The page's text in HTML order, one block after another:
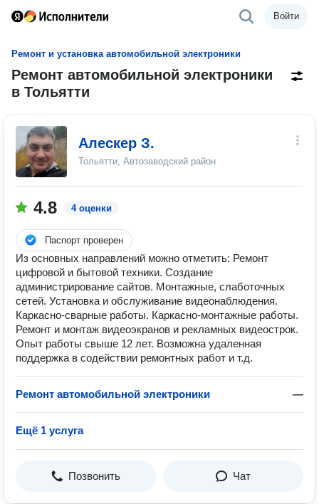
Войти
Ремонт и установка автомобильной электроники
Ремонт автомобильной электроники
в Тольятти
Алескер З.
Тольятти, Автозаводский район
4.8 4 оценки
Паспорт проверен
Из основных направлений можно отметить: Ремонт
цифровой и бытовой техники. Создание
администрирование сайтов. Монтажные, слаботочных
сетей. Установка и обслуживание видеонаблюдения.
Каркасно-сварные работы. Каркасно-монтажные работы.
Ремонт и монтаж видеоэкранов и рекламных видеострок.
Опыт работы свыше 12 лет. Возможна удаленная
поддержка в содействии ремонтных работ и т.д.
Ремонт автомобильной электроники —
Ещё 1 услуга
Позвонить Чат